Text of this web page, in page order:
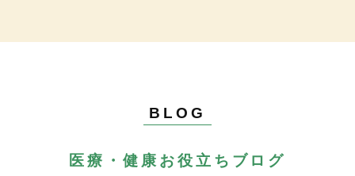
BLOG
医療・健康お役立ちブログ